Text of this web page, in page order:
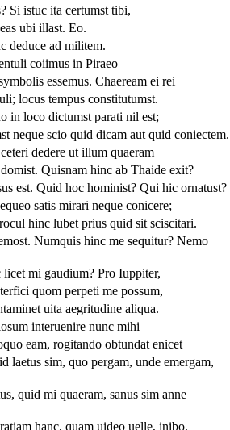
Si istuc ita certumst tibi,
ubi illast. Eo.
deduce ad militem.
coiimus in Piraeo
essemus. Chaeream ei rei
locus tempus constitutumst.
in loco dictumst parati nil est;
neque scio quid dicam aut quid coniectem.
dedere ut illum quaeram
Quisnam hinc ab Thaide exit?
est. Quid hoc hominist? Qui hic ornatust?
satis mirari neque conicere;
hinc lubet prius quid sit sciscitari.
Numquis hinc me sequitur? Nemo
licet mi gaudium? Pro Iuppiter,
quom perpeti me possum,
uita aegritudine aliqua.
interuenire nunc mihi
eam, rogitando obtundat enicet
laetus sim, quo pergam, unde emergam,
quid mi quaeram, sanus sim anne
hanc, quam uideo uelle, inibo.